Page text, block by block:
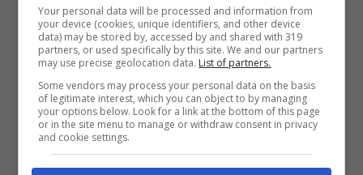
PlanetWin365
BONUS PLANETWIN365: FINO A 2050€
Planetwin365: 2050€ per sport e scommesse
Iscrivendoti a PlanetWin365 ricevi: 100% fino a 2000€
in Bonus Scommesse + 100% fino a 50€ in Bonus
Sport
Your personal data will be processed and information from
your device (cookies, unique identifiers, and other device
data) may be stored by, accessed by and shared with 319
partners, or used specifically by this site. We and our partners
may use precise geolocation data. List of partners.
Some vendors may process your personal data on the basis
of legitimate interest, which you can object to by managing
your options below. Look for a link at the bottom of this page
or in the site menu to manage or withdraw consent in privacy
and cookie settings.